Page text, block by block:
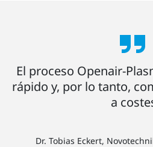
El proceso Openair-
rápido y, por lo tanto,
a
Dr. Tobias Eckert,